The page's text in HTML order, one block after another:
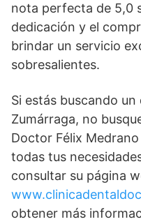
nota perfecta de 5,0
dedicación y el
brindar un servicio
sobresalientes.
Si estás buscando
Zumárraga, no
Doctor Félix
todas tus
consultar su página
obtener más